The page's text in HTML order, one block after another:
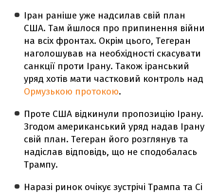
Іран раніше уже надсилав свій план
США. Там йшлося про припинення війни
на всіх фронтах. Окрім цього, Тегеран
наголошував на необхідності скасувати
санкції проти Ірану. Також іранський
уряд хотів мати частковий контроль над
Ормузькою протокою.
Проте США відкинули пропозицію Ірану.
Згодом американський уряд надав Ірану
свій план. Тегеран його розглянув та
надіслав відповідь, що не сподобалась
Трампу.
Наразі ринок очікує зустрічі Трампа та Сі